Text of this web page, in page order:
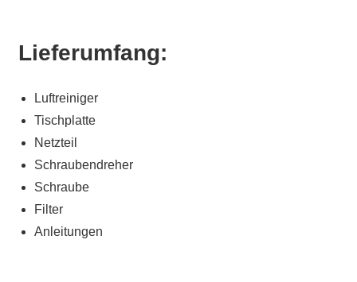
Lieferumfang:
Luftreiniger
Tischplatte
Netzteil
Schraubendreher
Schraube
Filter
Anleitungen